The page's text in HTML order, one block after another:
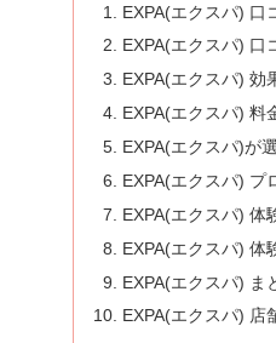
EXPA(エクスパ) 口
EXPA(エクスパ) 口
EXPA(エクスパ) 効
EXPA(エクスパ) 料
EXPA(エクスパ)が
EXPA(エクスパ) プ
EXPA(エクスパ) 体
EXPA(エクスパ) 体
EXPA(エクスパ) ま
EXPA(エクスパ) 店